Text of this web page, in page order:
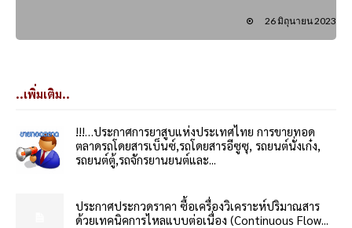
26 มิถุนายน 2023
..เพิ่มเติม..
!!!…ประกาศการยาสูบแห่งประเทศไทย การขายทอด
ตลาดรถโดยสารเบ็นซ์,รถโดยสารอีซูซุ, รถยนต์นั่งเก๋ง,
รถยนต์ตู้,รถจักรยานยนต์และ...
ประกาศประกวดราคา ซื้อเครื่องวิเคราะห์ปริมาณสาร
ด้วยเทคนิคการไหลแบบต่อเนื่อง (Continuous Flow...